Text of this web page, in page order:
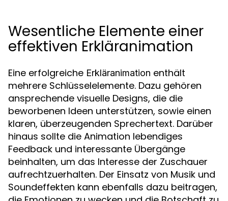
Wesentliche Elemente einer
effektiven Erkläranimation
Eine erfolgreiche Erkläranimation enthält
mehrere Schlüsselelemente. Dazu gehören
ansprechende visuelle Designs, die die
beworbenen Ideen unterstützen, sowie einen
klaren, überzeugenden Sprechertext. Darüber
hinaus sollte die Animation lebendiges
Feedback und interessante Übergänge
beinhalten, um das Interesse der Zuschauer
aufrechtzuerhalten. Der Einsatz von Musik und
Soundeffekten kann ebenfalls dazu beitragen,